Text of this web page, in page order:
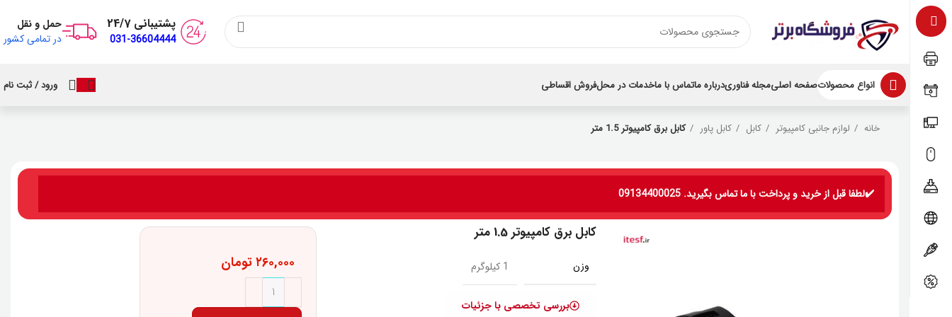
پشتیبانی 24/7
031-36604444
حمل و نقل
در تمامی کشور
انواع محصولاتصفحه اصلیمجله فناوریدرباره ماتماس با ماخدمات در محلفروش اقساطی ورود / ثبت نام
خانه لوازم جانبی کامپیوتر کابل کابل پاور کابل برق کامپیوتر 1.5 متر
✔️لطفا قبل از خرید و پرداخت با ما تماس بگیرید. 09134400025
کابل برق کامپیوتر 1.5 متر
وزن 1 کیلوگرم
بررسی تخصصی با جزئیات
۲۶۰,۰۰۰تومان